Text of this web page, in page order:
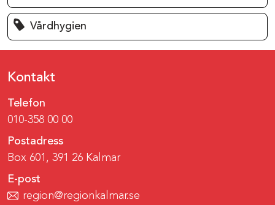
Vårdhygien
Kontakt
Telefon
010-358 00 00
Postadress
Box 601, 391 26 Kalmar
E-post
region@regionkalmar.se